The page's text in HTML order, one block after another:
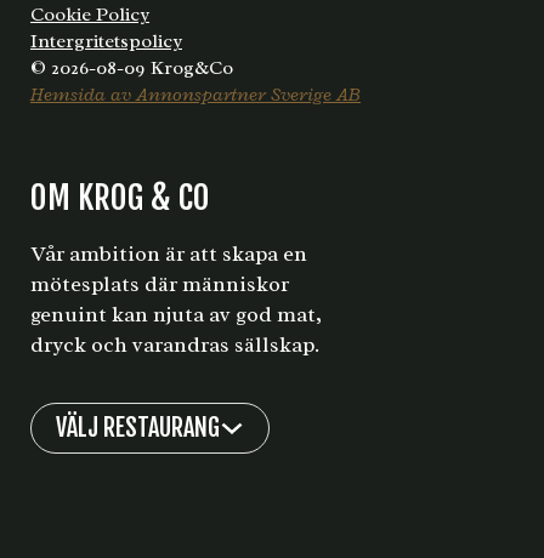
Cookie Policy
Intergritetspolicy
© 2026-08-09 Krog&Co
Hemsida av Annonspartner Sverige AB
OM KROG & CO
Vår ambition är att skapa en
mötesplats där människor
genuint kan njuta av god mat,
dryck och varandras sällskap.
VÄLJ RESTAURANG